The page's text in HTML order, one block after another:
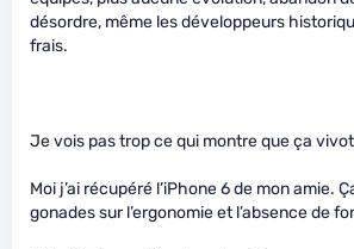
désordre, même les développeurs
frais.
Je vois pas trop ce qui montre que ça
Moi j’ai récupéré l’iPhone 6 de mon amie.
gonades sur l’ergonomie et l’absence de